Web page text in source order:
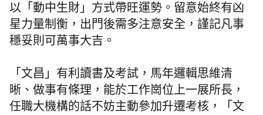
以「動中生財」方式帶旺運勢。留意始終有凶
星力量制衡，出門後需多注意安全，謹記凡事
穩妥則可萬事大吉。
「文昌」有利讀書及考試，馬年邏輯思維清
晰、做事有條理，能於工作崗位上一展所長，
任職大機構的話不妨主動參加升遷考核，「文